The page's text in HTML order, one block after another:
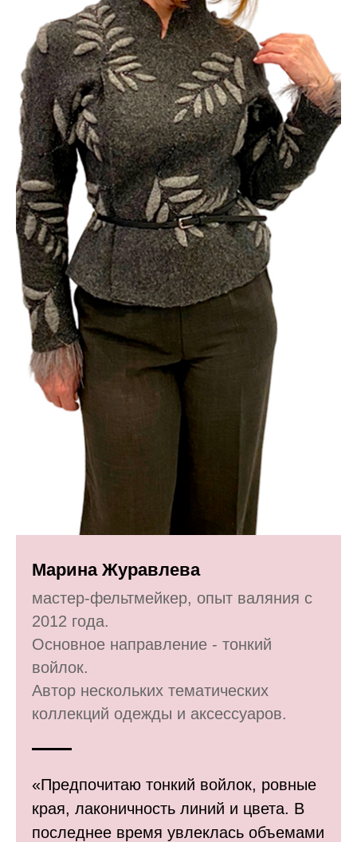
Марина Журавлева
мастер-фельтмейкер, опыт валяния с
2012 года.
Основное направление - тонкий
войлок.
Автор нескольких тематических
коллекций одежды и аксессуаров.
«Предпочитаю тонкий войлок, ровные
края, лаконичность линий и цвета. В
последнее время увлеклась объемами